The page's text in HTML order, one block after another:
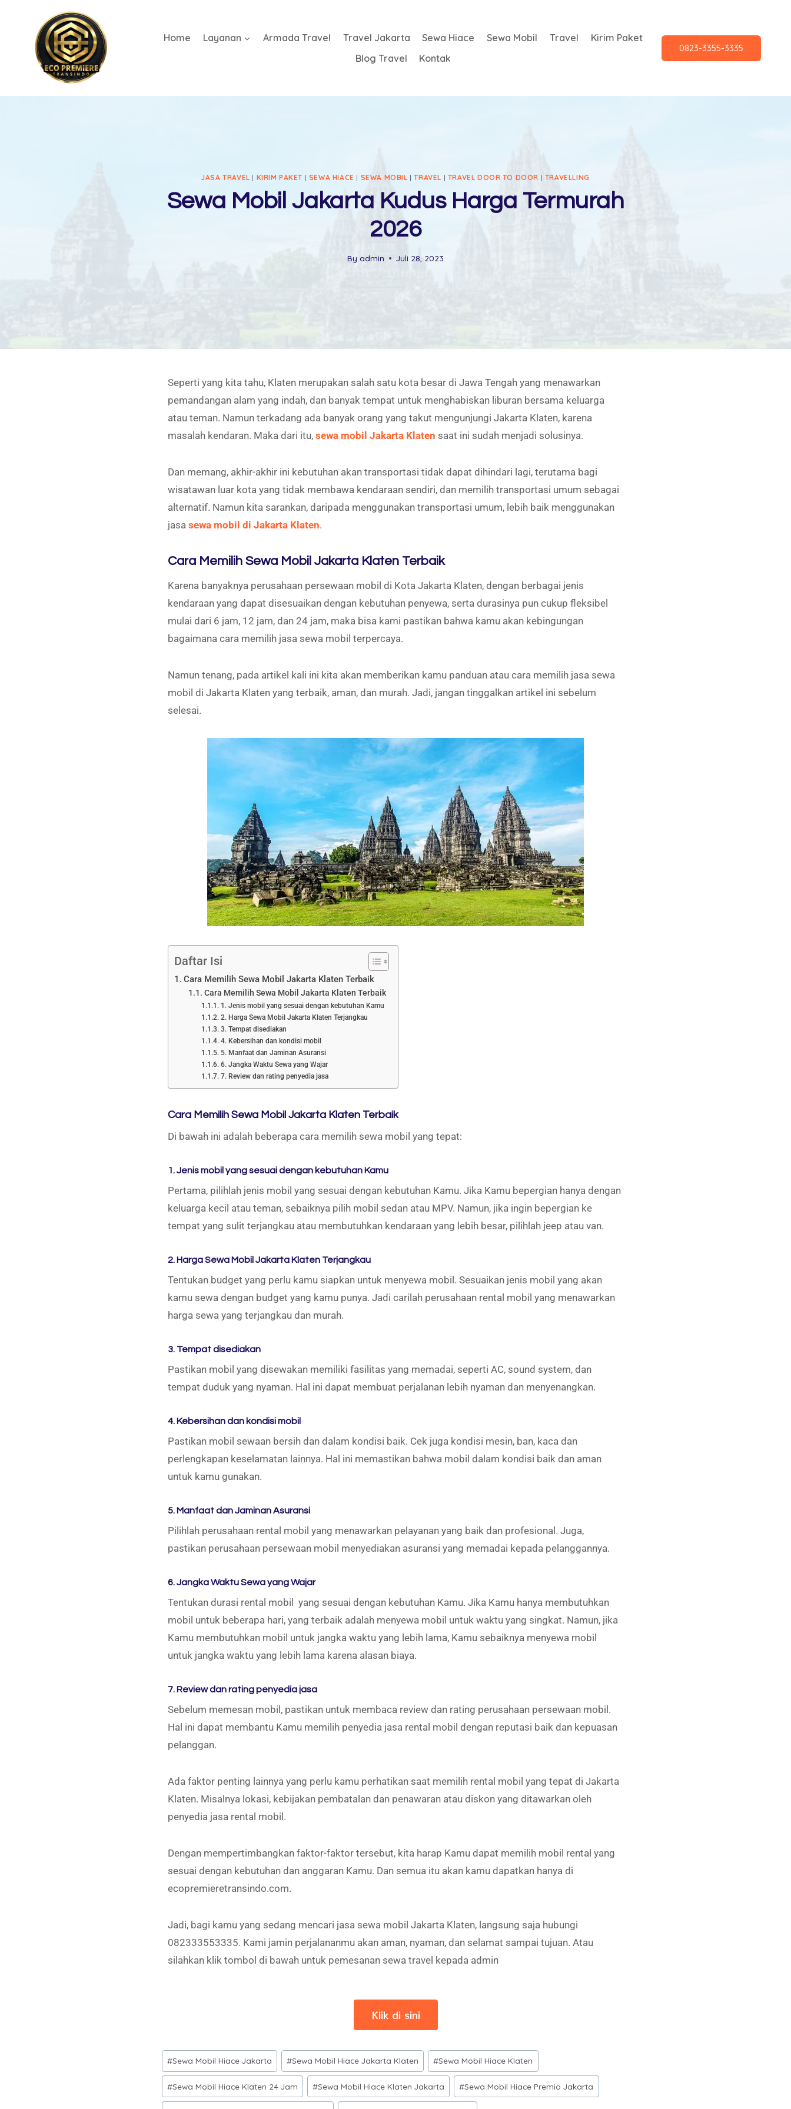
Home Layanan Armada Travel Travel Jakarta Sewa Hiace Sewa Mobil Travel
Kirim Paket
Blog Travel
Kontak
0823-3355-3335
JASA TRAVEL | KIRIM PAKET | SEWA HIACE | SEWA MOBIL |TRAVEL | TRAVEL DOOR TO DOOR | TRAVELLING
Sewa Mobil Jakarta Kudus Harga Termurah
2026
By admin Juli 28, 2023
Seperti yang kita tahu, Klaten merupakan salah satu kota besar di Jawa Tengah yang menawarkan
pemandangan alam yang indah, dan banyak tempat untuk menghabiskan liburan bersama keluarga
atau teman. Namun terkadang ada banyak orang yang takut mengunjungi Jakarta Klaten, karena
masalah kendaran. Maka dari itu, sewa mobil Jakarta Klaten saat ini sudah menjadi solusinya.
Dan memang, akhir-akhir ini kebutuhan akan transportasi tidak dapat dihindari lagi, terutama bagi
wisatawan luar kota yang tidak membawa kendaraan sendiri, dan memilih transportasi umum sebagai
alternatif. Namun kita sarankan, daripada menggunakan transportasi umum, lebih baik menggunakan
jasa sewa mobil di Jakarta Klaten.
Cara Memilih Sewa Mobil Jakarta Klaten Terbaik
Karena banyaknya perusahaan persewaan mobil di Kota Jakarta Klaten, dengan berbagai jenis
kendaraan yang dapat disesuaikan dengan kebutuhan penyewa, serta durasinya pun cukup fleksibel
mulai dari 6 jam, 12 jam, dan 24 jam, maka bisa kami pastikan bahwa kamu akan kebingungan
bagaimana cara memilih jasa sewa mobil terpercaya.
Namun tenang, pada artikel kali ini kita akan memberikan kamu panduan atau cara memilih jasa sewa
mobil di Jakarta Klaten yang terbaik, aman, dan murah. Jadi, jangan tinggalkan artikel ini sebelum
selesai.
Daftar Isi
Cara Memilih Sewa Mobil Jakarta Klaten Terbaik
Cara Memilih Sewa Mobil Jakarta Klaten Terbaik
1. Jenis mobil yang sesuai dengan kebutuhan Kamu
2. Harga Sewa Mobil Jakarta Klaten Terjangkau
3. Tempat disediakan
4. Kebersihan dan kondisi mobil
5. Manfaat dan Jaminan Asuransi
6. Jangka Waktu Sewa yang Wajar
7. Review dan rating penyedia jasa
Cara Memilih Sewa Mobil Jakarta Klaten Terbaik
Di bawah ini adalah beberapa cara memilih sewa mobil yang tepat:
1. Jenis mobil yang sesuai dengan kebutuhan Kamu
Pertama, pilihlah jenis mobil yang sesuai dengan kebutuhan Kamu. Jika Kamu bepergian hanya dengan
keluarga kecil atau teman, sebaiknya pilih mobil sedan atau MPV. Namun, jika ingin bepergian ke
tempat yang sulit terjangkau atau membutuhkan kendaraan yang lebih besar, pilihlah jeep atau van.
2. Harga Sewa Mobil Jakarta Klaten Terjangkau
Tentukan budget yang perlu kamu siapkan untuk menyewa mobil. Sesuaikan jenis mobil yang akan
kamu sewa dengan budget yang kamu punya. Jadi carilah perusahaan rental mobil yang menawarkan
harga sewa yang terjangkau dan murah.
3. Tempat disediakan
Pastikan mobil yang disewakan memiliki fasilitas yang memadai, seperti AC, sound system, dan
tempat duduk yang nyaman. Hal ini dapat membuat perjalanan lebih nyaman dan menyenangkan.
4. Kebersihan dan kondisi mobil
Pastikan mobil sewaan bersih dan dalam kondisi baik. Cek juga kondisi mesin, ban, kaca dan
perlengkapan keselamatan lainnya. Hal ini memastikan bahwa mobil dalam kondisi baik dan aman
untuk kamu gunakan.
5. Manfaat dan Jaminan Asuransi
Pilihlah perusahaan rental mobil yang menawarkan pelayanan yang baik dan profesional. Juga,
pastikan perusahaan persewaan mobil menyediakan asuransi yang memadai kepada pelanggannya.
6. Jangka Waktu Sewa yang Wajar
Tentukan durasi rental mobil yang sesuai dengan kebutuhan Kamu. Jika Kamu hanya membutuhkan
mobil untuk beberapa hari, yang terbaik adalah menyewa mobil untuk waktu yang singkat. Namun, jika
Kamu membutuhkan mobil untuk jangka waktu yang lebih lama, Kamu sebaiknya menyewa mobil
untuk jangka waktu yang lebih lama karena alasan biaya.
7. Review dan rating penyedia jasa
Sebelum memesan mobil, pastikan untuk membaca review dan rating perusahaan persewaan mobil.
Hal ini dapat membantu Kamu memilih penyedia jasa rental mobil dengan reputasi baik dan kepuasan
pelanggan.
Ada faktor penting lainnya yang perlu kamu perhatikan saat memilih rental mobil yang tepat di Jakarta
Klaten. Misalnya lokasi, kebijakan pembatalan dan penawaran atau diskon yang ditawarkan oleh
penyedia jasa rental mobil.
Dengan mempertimbangkan faktor-faktor tersebut, kita harap Kamu dapat memilih mobil rental yang
sesuai dengan kebutuhan dan anggaran Kamu. Dan semua itu akan kamu dapatkan hanya di
ecopremieretransindo.com.
Jadi, bagi kamu yang sedang mencari jasa sewa mobil Jakarta Klaten, langsung saja hubungi
082333553335. Kami jamin perjalananmu akan aman, nyaman, dan selamat sampai tujuan. Atau
silahkan klik tombol di bawah untuk pemesanan sewa travel kepada admin
Klik di sini
#Sewa Mobil Hiace Jakarta #Sewa Mobil Hiace Jakarta Klaten #Sewa Mobil Hiace Klaten
#Sewa Mobil Hiace Klaten 24 Jam #Sewa Mobil Hiace Klaten Jakarta #Sewa Mobil Hiace Premio Jakarta